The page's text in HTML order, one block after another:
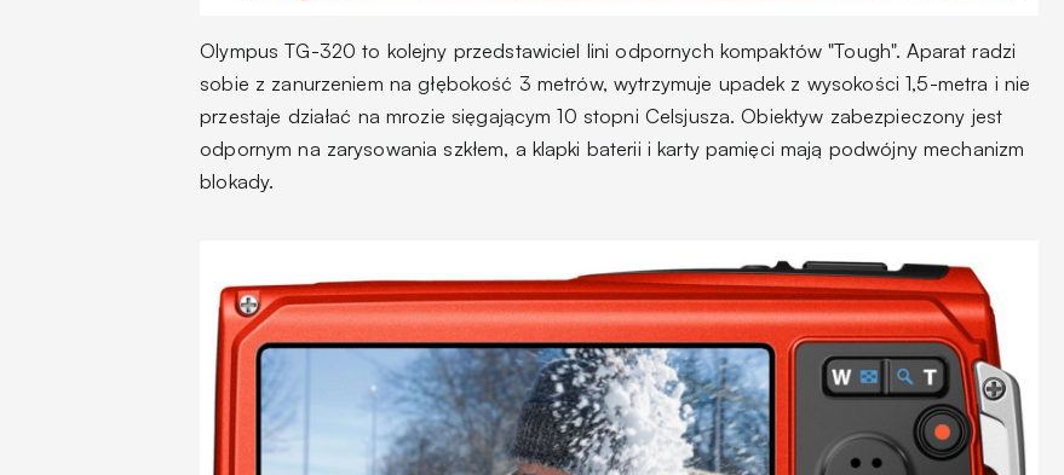
Olympus TG-320 to kolejny przedstawiciel lini odpornych kompaktów "Tough". Aparat radzi
sobie z zanurzeniem na głębokość 3 metrów, wytrzymuje upadek z wysokości 1,5-metra i nie
przestaje działać na mrozie sięgającym 10 stopni Celsjusza. Obiektyw zabezpieczony jest
odpornym na zarysowania szkłem, a klapki baterii i karty pamięci mają podwójny mechanizm
blokady.